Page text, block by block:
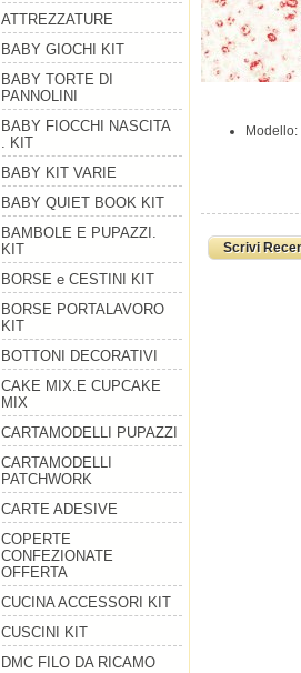
ATTREZZATURE
BABY GIOCHI KIT
BABY TORTE DI
PANNOLINI
BABY FIOCCHI NASCITA
. KIT
BABY KIT VARIE
BABY QUIET BOOK KIT
BAMBOLE E PUPAZZI.
KIT
BORSE e CESTINI KIT
BORSE PORTALAVORO
KIT
BOTTONI DECORATIVI
CAKE MIX.E CUPCAKE
MIX
CARTAMODELLI PUPAZZI
CARTAMODELLI
PATCHWORK
CARTE ADESIVE
COPERTE
CONFEZIONATE
OFFERTA
CUCINA ACCESSORI KIT
CUSCINI KIT
DMC FILO DA RICAMO
Modello:
Scrivi